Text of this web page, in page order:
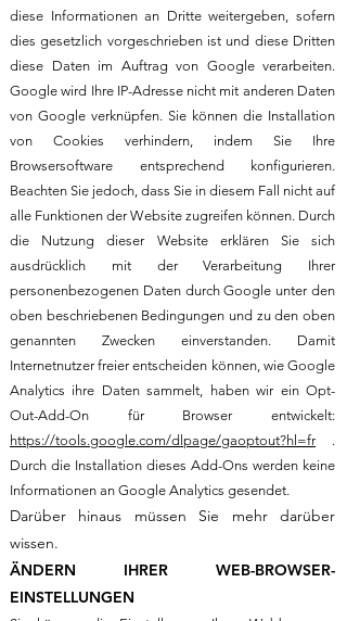
diese Informationen an Dritte weitergeben, sofern
dies gesetzlich vorgeschrieben ist und diese Dritten
diese Daten im Auftrag von Google verarbeiten.
Google wird Ihre IP-Adresse nicht mit anderen Daten
von Google verknüpfen. Sie können die Installation
von Cookies verhindern, indem Sie Ihre
Browsersoftware entsprechend konfigurieren.
Beachten Sie jedoch, dass Sie in diesem Fall nicht auf
alle Funktionen der Website zugreifen können. Durch
die Nutzung dieser Website erklären Sie sich
ausdrücklich mit der Verarbeitung Ihrer
personenbezogenen Daten durch Google unter den
oben beschriebenen Bedingungen und zu den oben
genannten Zwecken einverstanden. Damit
Internetnutzer freier entscheiden können, wie Google
Analytics ihre Daten sammelt, haben wir ein Opt-
Out-Add-On für Browser entwickelt:
https://tools.google.com/dlpage/gaoptout?hl=fr.
Durch die Installation dieses Add-Ons werden keine
Informationen an Google Analytics gesendet.
Darüber hinaus müssen Sie mehr darüber
wissen.
ÄNDERN IHRER WEB-BROWSER-
EINSTELLUNGEN